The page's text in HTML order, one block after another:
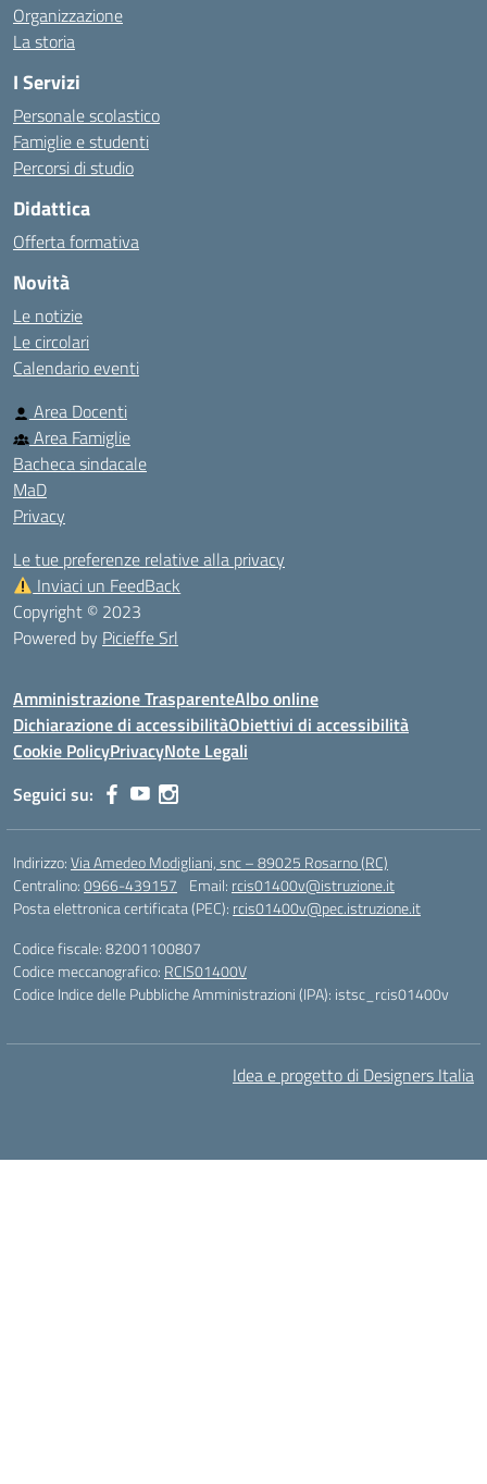
Organizzazione
La storia
I Servizi
Personale scolastico
Famiglie e studenti
Percorsi di studio
Didattica
Offerta formativa
Novità
Le notizie
Le circolari
Calendario eventi
Area Docenti
Area Famiglie
Bacheca sindacale
MaD
Privacy
Le tue preferenze relative alla privacy
Inviaci un FeedBack
Copyright © 2023
Powered by Picieffe Srl
Amministrazione TrasparenteAlbo online
Dichiarazione di accessibilitàObiettivi di accessibilità
Cookie PolicyPrivacyNote Legali
Seguici su:
Indirizzo:Via Amedeo Modigliani, snc – 89025 Rosarno (RC)
Centralino:0966-439157 Email: rcis01400v@istruzione.it
Posta elettronica certificata (PEC): rcis01400v@pec.istruzione.it
Codice fiscale: 82001100807
Codice meccanografico: RCIS01400V
Codice Indice delle Pubbliche Amministrazioni (IPA): istsc_rcis01400v
Idea e progetto di Designers Italia